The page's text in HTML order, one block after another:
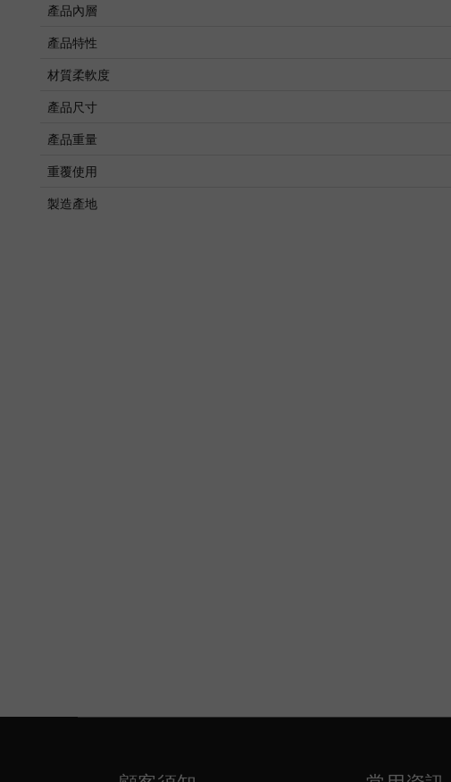
產品內層
產品特性
材質柔軟度
產品尺寸
產品重量
重覆使用
製造產地